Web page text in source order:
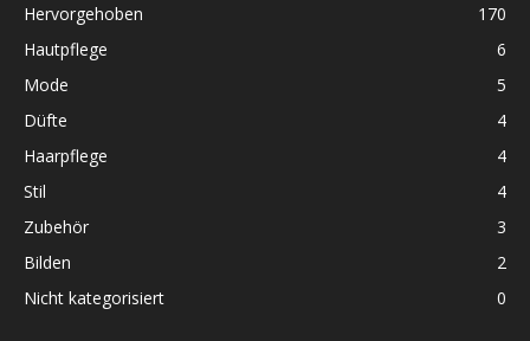
Hervorgehoben
170
Hautpflege
6
Mode
5
Düfte
4
Haarpflege
4
Stil
4
Zubehör
3
Bilden
2
Nicht kategorisiert
0